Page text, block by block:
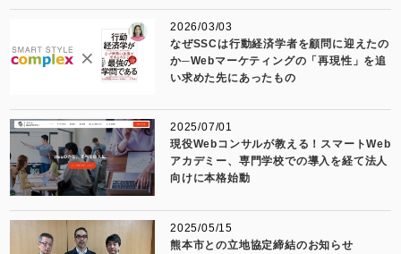
2026/03/03
なぜSSCは行動経済学者を顧問に迎えたの
か─Webマーケティングの「再現性」を追
い求めた先にあったもの
2025/07/01
現役Webコンサルが教える！スマートWeb
アカデミー、専門学校での導入を経て法人
向けに本格始動
2025/05/15
熊本市との立地協定締結のお知らせ